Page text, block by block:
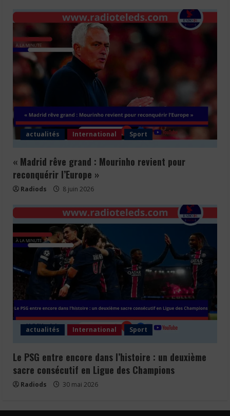
actualités International Sport
« Madrid rêve grand : Mourinho revient pour
reconquérir l’Europe »
Radiods 8 juin 2026
actualités International Sport
Le PSG entre encore dans l’histoire : un deuxième
sacre consécutif en Ligue des Champions
Radiods 30 mai 2026